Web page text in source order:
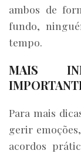
ambos de
fundo,
tempo.
MAIS
Para mais
gerir
acordos